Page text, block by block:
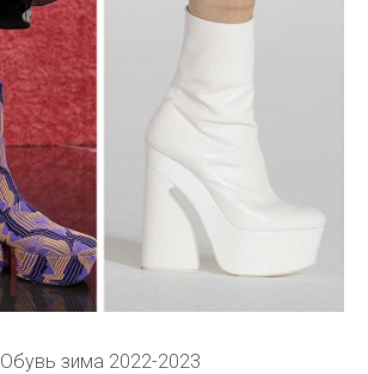
Обувь зима 2022-2023